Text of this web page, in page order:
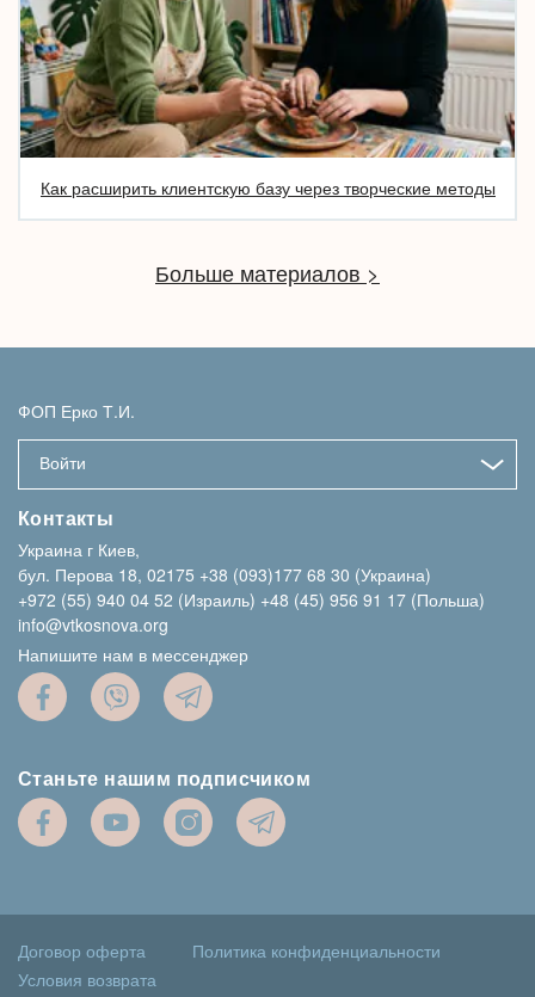
Как расширить клиентскую базу через творческие методы
Больше материалов >
ФОП Ерко Т.И.
Войти
Контакты
Украина г Киев,
бул. Перова 18, 02175 +38 (093)177 68 30 (Украина)
+972 (55) 940 04 52 (Израиль) +48 (45) 956 91 17 (Польша)
info@vtkosnova.org
Напишите нам в мессенджер
Станьте нашим подписчиком
Договор оферта
Политика конфиденциальности
Условия возврата